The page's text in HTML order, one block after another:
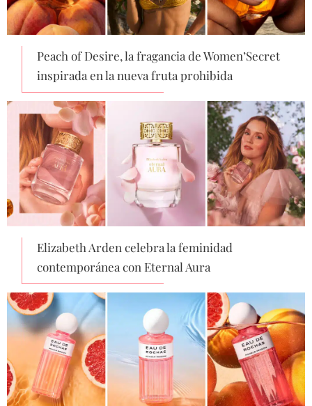
Peach of Desire, la fragancia de Women’Secret
inspirada en la nueva fruta prohibida
Elizabeth Arden celebra la feminidad
contemporánea con Eternal Aura